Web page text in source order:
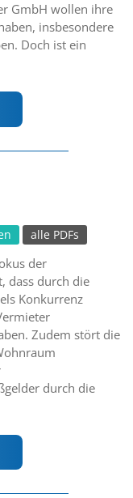
GmbH wollen ihre
insbesondere
Doch ist ein
alle PDFs
der
dass durch die
Konkurrenz
Zudem stört die
durch die